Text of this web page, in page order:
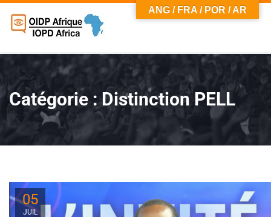
Catégorie :Distinction PELL
05
JUIL
ANG / FRA / POR / AR